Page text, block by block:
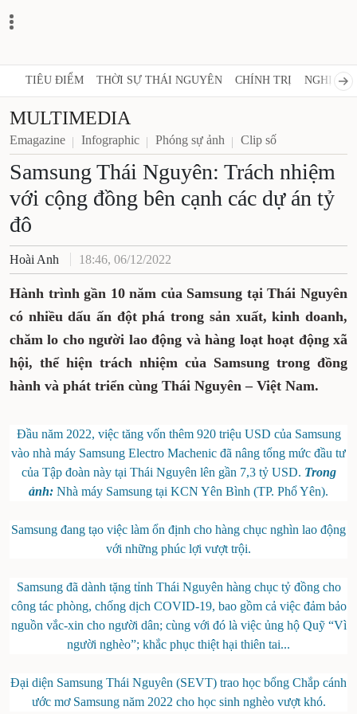
TIÊU ĐIỂM THỜI SỰ THÁI NGUYÊN CHÍNH TRỊ NGHỊ
MULTIMEDIA
Emagazine Infographic Phóng sự ảnh Clip số
Samsung Thái Nguyên: Trách nhiệm
với cộng đồng bên cạnh các dự án tỷ
đô
Hoài Anh 18:46, 06/12/2022
Hành trình gần 10 năm của Samsung tại Thái Nguyên
có nhiều dấu ấn đột phá trong sản xuất, kinh doanh,
chăm lo cho người lao động và hàng loạthoạt động xã
hội, thể hiện trách nhiệm của Samsung trong đồng
hành và phát triển cùng Thái Nguyên – Việt Nam.
Đầu năm 2022, việc tăng vốn thêm 920 triệu USD của Samsung
vào nhà máy Samsung Electro Machenic đã nâng tổng mức đầu tư
của Tập đoàn này tại Thái Nguyên lên gần 7,3 tỷ USD. Trong
ảnh: Nhà máy Samsung tại KCN Yên Bình (TP. Phổ Yên).
Samsung đang tạo việc làm ổn định cho hàng chục nghìn lao động
với những phúc lợi vượt trội.
Samsung đã dành tặng tỉnh Thái Nguyên hàng chục tỷ đồng cho
công tác phòng, chống dịch COVID-19, bao gồm cả việc đảm bảo
nguồn vắc-xin cho người dân; cùng với đó là việc ủng hộ Quỹ “Vì
người nghèo”; khắc phục thiệt hại thiên tai...
Đại diện Samsung Thái Nguyên (SEVT) trao học bổng Chắp cánh
ước mơ Samsung năm 2022 cho học sinh nghèo vượt khó.